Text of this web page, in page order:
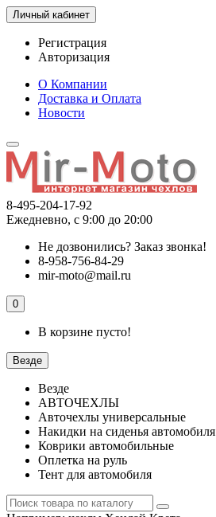
Личный кабинет
Регистрация
Авторизация
О Компании
Доставка и Оплата
Новости
8-495-204-17-92
Ежедневно, с 9:00 до 20:00
Не дозвонились? Заказ звонка!
8-958-756-84-29
mir-moto@mail.ru
0
В корзине пусто!
Везде
Везде
АВТОЧЕХЛЫ
Авточехлы универсальные
Накидки на сиденья автомобиля
Коврики автомобильные
Оплетка на руль
Тент для автомобиля